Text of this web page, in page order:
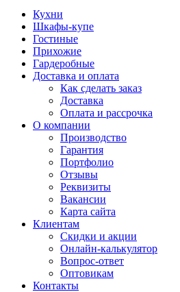
Кухни
Шкафы-купе
Гостиные
Прихожие
Гардеробные
Доставка и оплата
Как сделать заказ
Доставка
Оплата и рассрочка
О компании
Производство
Гарантия
Портфолио
Отзывы
Реквизиты
Вакансии
Карта сайта
Клиентам
Скидки и акции
Онлайн-калькулятор
Вопрос-ответ
Оптовикам
Контакты